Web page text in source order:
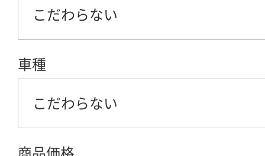
こだわらない
車種
こだわらない
商品価格